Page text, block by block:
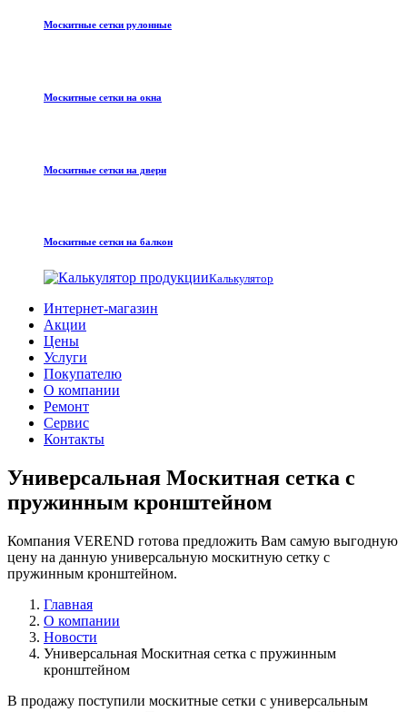
Москитные сетки рулонные
Москитные сетки на окна
Москитные сетки на двери
Москитные сетки на балкон
Калькулятор
Интернет-магазин
Акции
Цены
Услуги
Покупателю
О компании
Ремонт
Сервис
Контакты
Универсальная Москитная сетка с
пружинным кронштейном
Компания VEREND готова предложить Вам самую выгодную
цену на данную универсальную москитную сетку с
пружинным кронштейном.
Главная
О компании
Новости
Универсальная Москитная сетка с пружинным
кронштейном
В продажу поступили москитные сетки с универсальным